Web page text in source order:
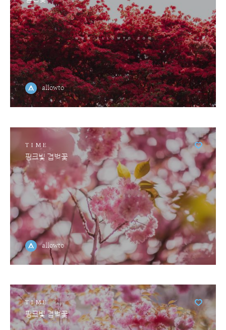
allowto
TIME
핑크빛 겹벚꽃
allowto
TIME
핑크빛 겹벚꽃